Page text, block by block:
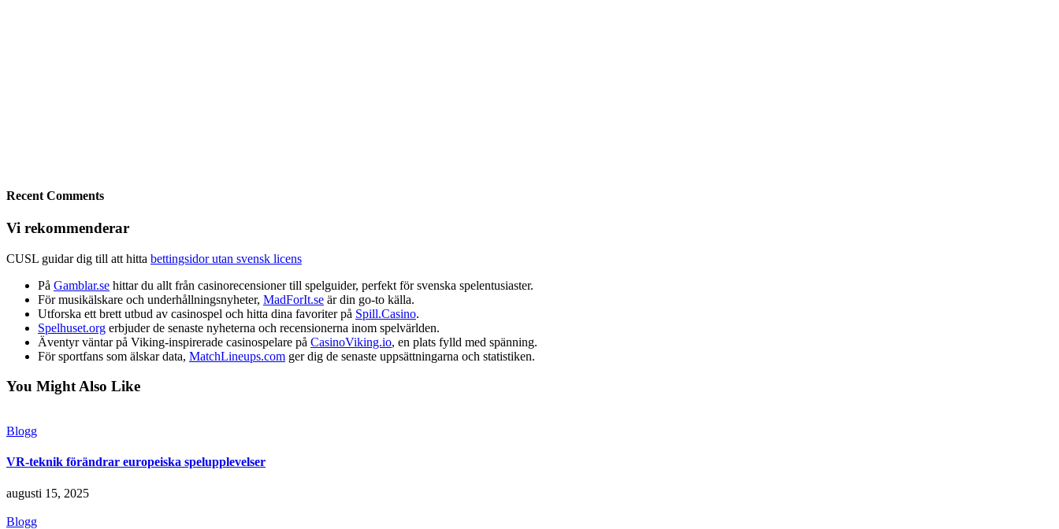
Recent Comments
Vi rekommenderar
CUSL guidar dig till att hitta bettingsidor utan svensk licens
På Gamblar.se hittar du allt från casinorecensioner till spelguider, perfekt för svenska spelentusiaster.
För musikälskare och underhållningsnyheter, MadForIt.se är din go-to källa.
Utforska ett brett utbud av casinospel och hitta dina favoriter på Spill.Casino.
Spelhuset.org erbjuder de senaste nyheterna och recensionerna inom spelvärlden.
Äventyr väntar på Viking-inspirerade casinospelare på CasinoViking.io, en plats fylld med spänning.
För sportfans som älskar data, MatchLineups.com ger dig de senaste uppsättningarna och statistiken.
You Might Also Like
Blogg
VR-teknik förändrar europeiska spelupplevelser
augusti 15, 2025
Blogg